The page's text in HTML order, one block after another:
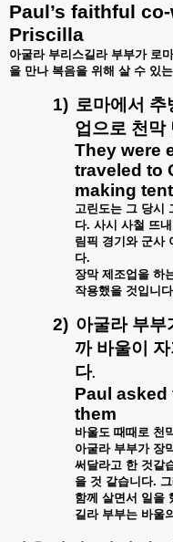
Paul’s faithful
Priscilla
아굴라 부리스길라 부부가 로
을 만나 복음을 위해 살 수 있는
1) 로마에서 추
업으로 천막
They were
traveled to
making
고린도는 그 당시
다. 사시 사철 뜨내
림픽 경기와 군사
다.
장막 제조업을 하
작용했을 것입니다
2) 아굴라 부부
까 바울이
다.
Paul
them
바울도 때때로 천
아굴라 부부가 장
써달라고 한 것같
을 것 같습니다.
함께 살면서 일을
길라 부부는 바울의